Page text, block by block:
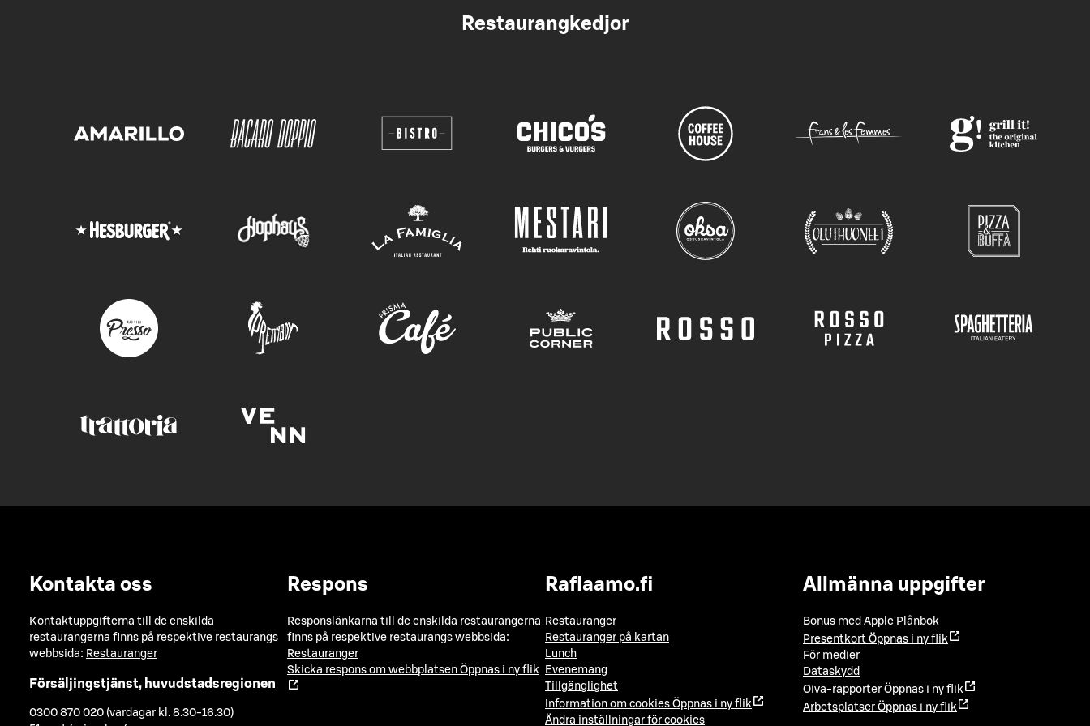
Restaurangkedjor
Kontakta oss
Kontaktuppgifterna till de enskilda
restaurangerna finns på respektive restaurangs
webbsida: Restauranger
Försäljingstjänst, huvudstadsregionen
0300 870 020 (vardagar kl. 8.30-16.30)
Respons
Responslänkarna till de enskilda restaurangerna
finns på respektive restaurangs webbsida:
Restauranger
Skicka respons om webbplatsen Öppnas i ny flik
Raflaamo.fi
Restauranger
Restauranger på kartan
Lunch
Evenemang
Tillgänglighet
Information om cookies Öppnas i ny flik
Ändra inställningar för cookies
Allmänna uppgifter
Bonus med Apple Plånbok
Presentkort Öppnas i ny flik
För medier
Dataskydd
Oiva-rapporter Öppnas i ny flik
Arbetsplatser Öppnas i ny flik